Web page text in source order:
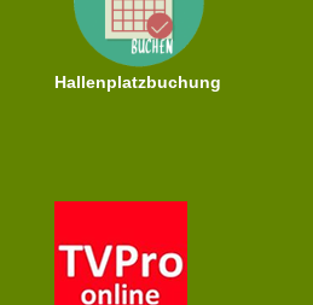
Hallenplatzbuchung